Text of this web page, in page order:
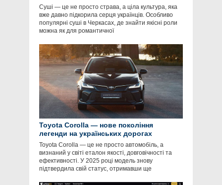
Суші — це не просто страва, а ціла культура, яка
вже давно підкорила серця українців. Особливо
популярні суші в Черкасах, де знайти якісні роли
можна як для романтичної
Toyota Corolla — нове покоління
легенди на українських дорогах
Toyota Corolla — це не просто автомобіль, а
визнаний у світі еталон якості, довговічності та
ефективності. У 2025 році модель знову
підтвердила свій статус, отримавши ще